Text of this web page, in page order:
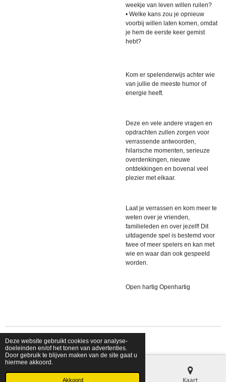
Deze website gebruikt cookies voor analyse-
doeleinden en/of het tonen van advertenties.
Door gebruik te blijven maken van de site gaat u
hiermee akkoord.
Akkoord
weekje van leven willen ruilen?
• Welke kans zou je opnieuw
voorbij willen laten komen, omdat
je hem de eerste keer gemist
hebt?
Kom er spelenderwijs achter wie
van jullie de meeste humor of
energie heeft.
Deze en vele andere vragen en
opdrachten zullen zorgen voor
verrassende antwoorden,
hilarische momenten, serieuze
overdenkingen, nieuwe
ontdekkingen en bovenal veel
plezier met elkaar.
Laat je verrassen en kom meer te
weten over je vrienden,
familieleden en over jezelf! Dit
uitdagende spel is bestemd voor
twee of meer spelers en kan met
wie en waar dan ook gespeeld
worden.
Open hartig Openhartig
© 2026 shopfriendsfoes
Kaart